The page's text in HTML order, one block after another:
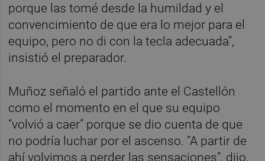
porque las tomé desde la humildad y el
convencimiento de que era lo mejor para el
equipo, pero no di con la tecla adecuada”,
insistió el preparador.
Muñoz señaló el partido ante el Castellón
como el momento en el que su equipo
“volvió a caer” porque se dio cuenta de que
no podría luchar por el ascenso. “A partir de
ahí volvimos a perder las sensaciones”, dijo.